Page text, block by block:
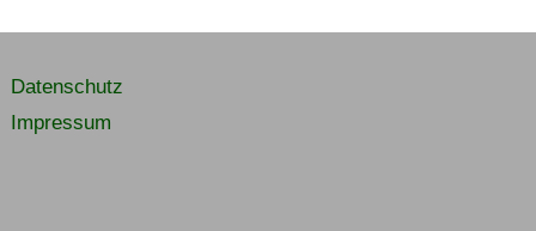
Datenschutz
Impressum